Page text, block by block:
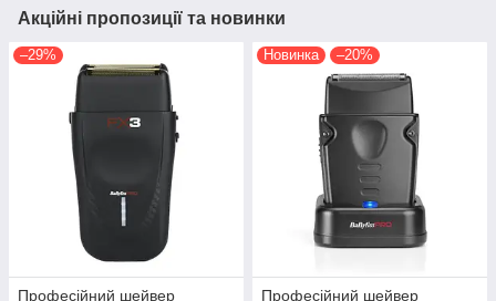
Акційні пропозиції та новинки
–29%
Професійний шейвер
Новинка –20%
Професійний шейвер